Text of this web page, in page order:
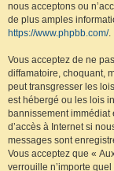
nous acceptons ou
de plus amples
https://www.phpbb.com/.
Vous acceptez de ne
diffamatoire, choquant,
peut transgresser les
est hébergé ou les lois
bannissement immédiat
d’accès à Internet si
messages sont
Vous acceptez que «
verrouille n’importe